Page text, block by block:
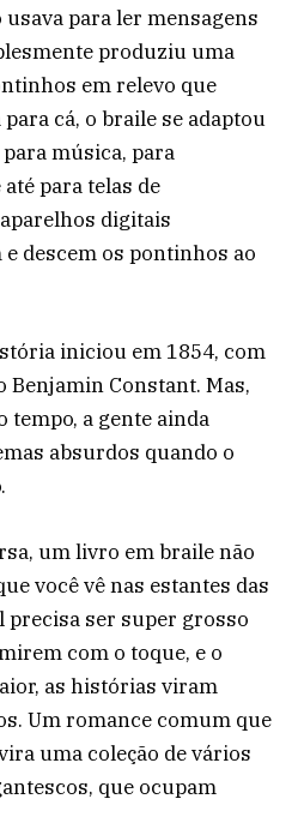
para ler mensagens
produziu uma
em relevo que
cá, o braile se adaptou
música, para
para telas de
digitais
descem os pontinhos ao
iniciou em 1854, com
Benjamin Constant. Mas,
tempo, a gente ainda
absurdos quando o
um livro em braile não
você vê nas estantes das
precisa ser super grosso
com o toque, e o
as histórias viram
Um romance comum que
uma coleção de vários
que ocupam